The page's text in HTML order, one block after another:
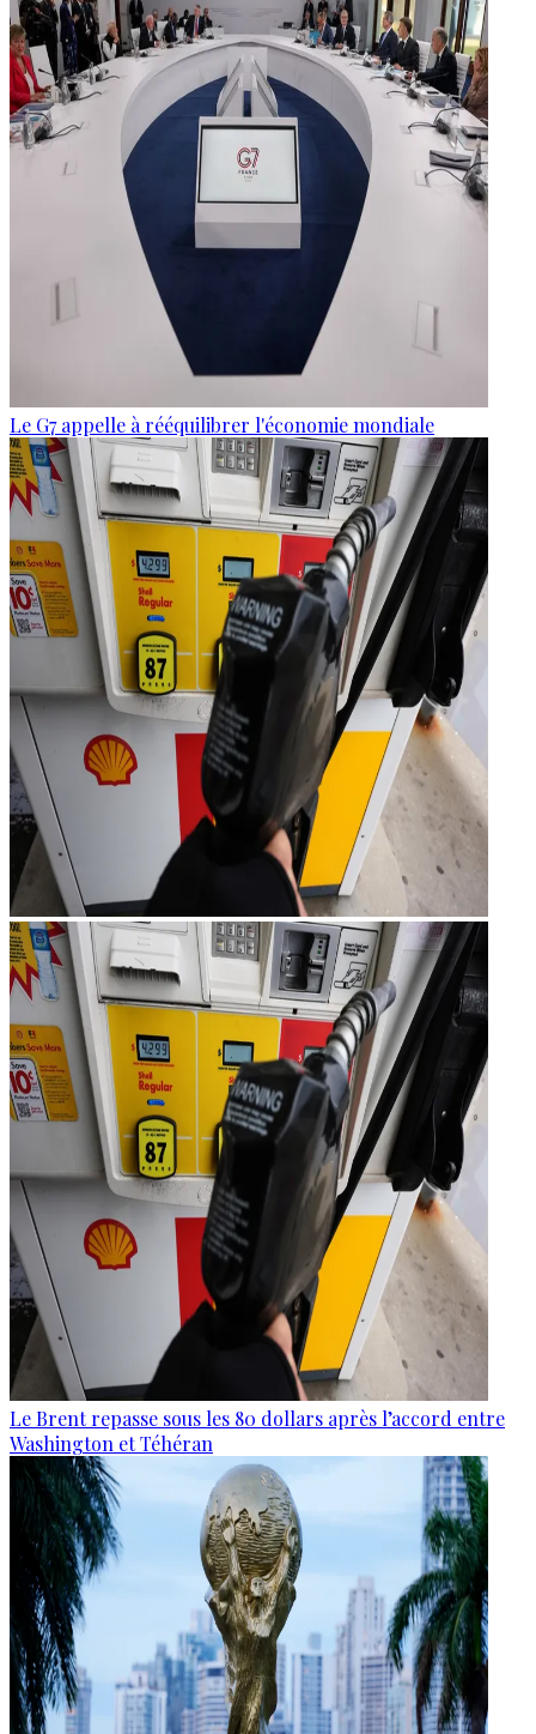
Le G7 appelle à rééquilibrer l'économie mondiale
Le Brent repasse sous les 80 dollars après l’accord entre
Washington et Téhéran